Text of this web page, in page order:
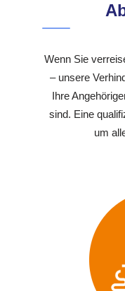
Wenn Sie
– unsere
Ihre
sind. Eine
um